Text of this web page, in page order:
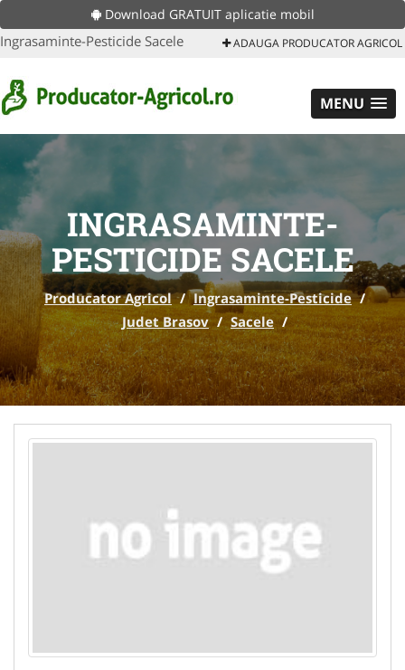
Download GRATUIT aplicatie mobil
Ingrasaminte-Pesticide Sacele ADAUGA PRODUCATOR AGRICOL
MENU
INGRASAMINTE-
PESTICIDE SACELE
Producator Agricol / Ingrasaminte-Pesticide /
Judet Brasov / Sacele /